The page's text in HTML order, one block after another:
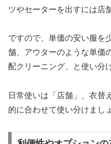
ツやセーターを出すには店
ですので、単価の安い服を
舗、アウターのような単価
配クリーニング、と使い分
日常使いは「店舗」、衣替
的に合わせて使い分けまし